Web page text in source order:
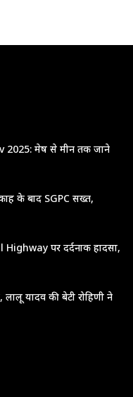
2025: मेष से मीन तक जाने
के बाद SGPC सख्त,
पर दर्दनाक हादसा,
यादव की बेटी रोहिणी ने